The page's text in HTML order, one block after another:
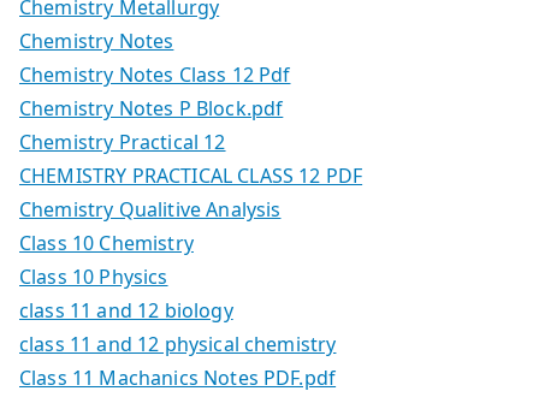
Chemistry Metallurgy
Chemistry Notes
Chemistry Notes Class 12 Pdf
Chemistry Notes P Block.pdf
Chemistry Practical 12
CHEMISTRY PRACTICAL CLASS 12 PDF
Chemistry Qualitive Analysis
Class 10 Chemistry
Class 10 Physics
class 11 and 12 biology
class 11 and 12 physical chemistry
Class 11 Machanics Notes PDF.pdf